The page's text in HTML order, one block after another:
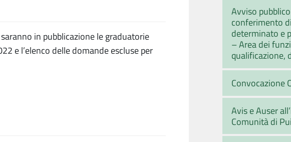
in pubblicazione le graduatorie
e l’elenco delle domande escluse per
Avviso
conferimento
determinato e
– Area dei
qualificazione,
Convocazione
Avis e Auser
Comunità di